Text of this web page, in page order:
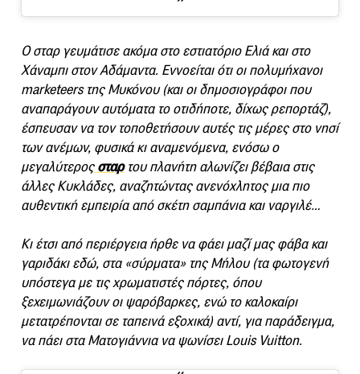
O σταρ γευμάτισε ακόμα στο εστιατόριο Ελιά και στο
Χάναμπι στον Αδάμαντα. Εννοείται ότι οι πολυμήχανοι
marketeers της Μυκόνου (και οι δημοσιογράφοι που
αναπαράγουν αυτόματα το οτιδήποτε, δίχως ρεπορτάζ),
έσπευσαν να τον τοποθετήσουν αυτές τις μέρες στο νησί
των ανέμων, φυσικά κι αναμενόμενα, ενόσω ο
μεγαλύτεροςσταρτου πλανήτη αλωνίζει βέβαια στις
άλλες Κυκλάδες, αναζητώντας ανενόχλητος μια πιο
αυθεντική εμπειρία από σκέτη σαμπάνια και ναργιλέ…
Κι έτσι από περιέργεια ήρθε να φάει μαζί μας φάβα και
γαριδάκι εδώ, στα «σύρματα» της Μήλου (τα φωτογενή
υπόστεγα με τις χρωματιστές πόρτες, όπου
ξεχειμωνιάζουν οι ψαρόβαρκες, ενώ το καλοκαίρι
μετατρέπονται σε ταπεινά εξοχικά) αντί, για παράδειγμα,
να πάει στα Ματογιάννια να ψωνίσει Louis Vuitton.